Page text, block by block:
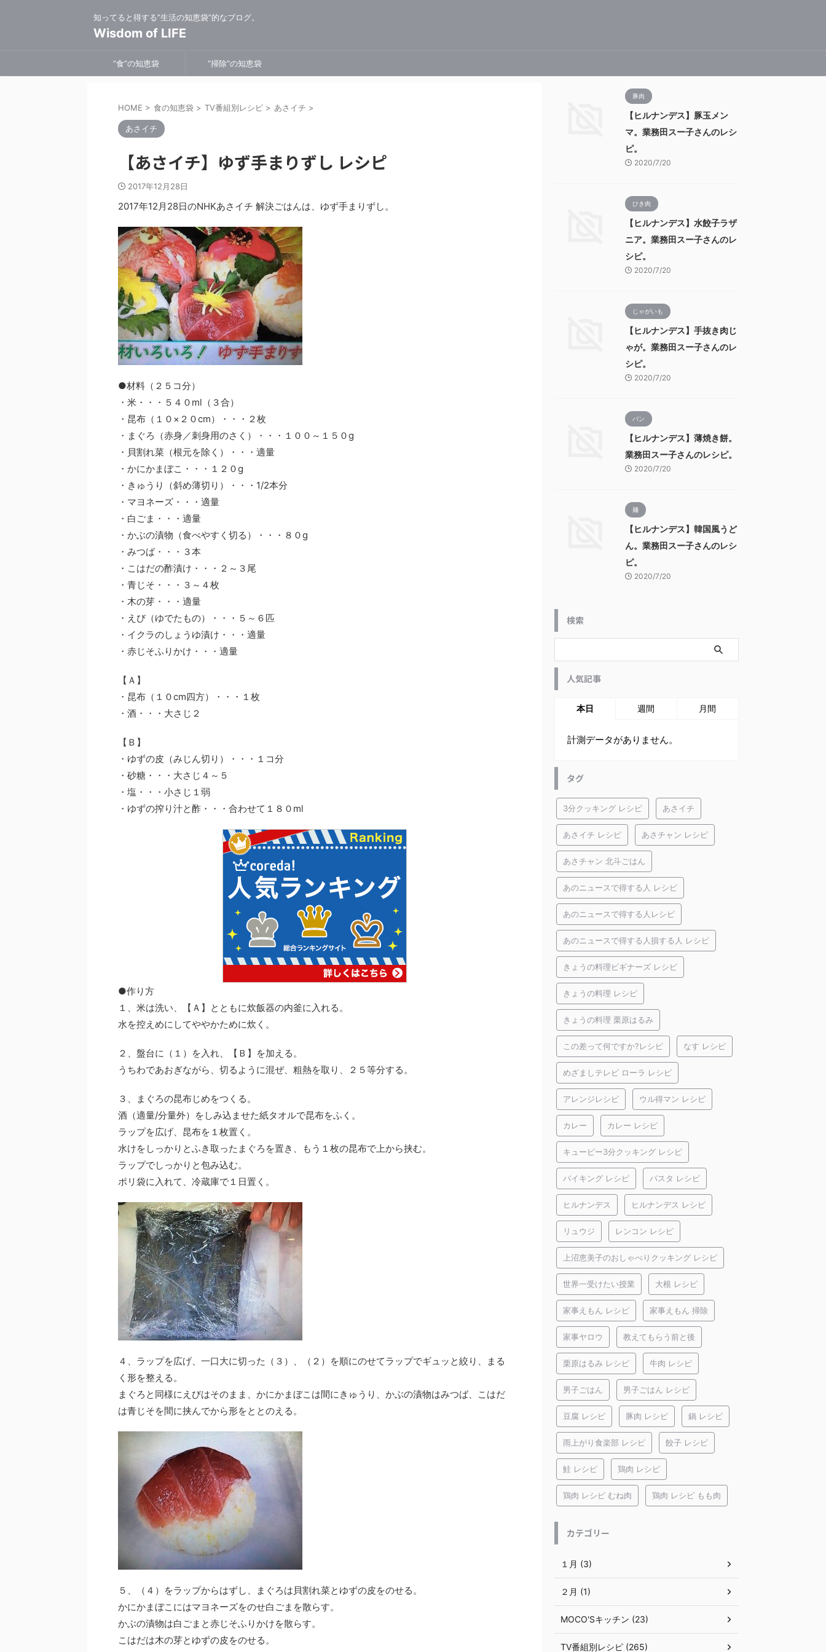
知ってると得する”生活の知恵袋”的なブログ。
Wisdom of LIFE
”食”の知恵袋 ”掃除”の知恵袋
HOME > 食の知恵袋 > TV番組別レシピ > あさイチ >
あさイチ
【あさイチ】ゆず手まりずし レシピ
2017年12月28日
2017年12月28日のNHKあさイチ 解決ごはんは、ゆず手まりずし。
●材料（２５コ分）
・米・・・５４０ml（３合）
・昆布（１０×２０cm）・・・２枚
・まぐろ（赤身／刺身用のさく）・・・１００～１５０g
・貝割れ菜（根元を除く）・・・適量
・かにかまぼこ・・・１２０g
・きゅうり（斜め薄切り）・・・1/2本分
・マヨネーズ・・・適量
・白ごま・・・適量
・かぶの漬物（食べやすく切る）・・・８０g
・みつば・・・３本
・こはだの酢漬け・・・２～３尾
・青じそ・・・３～４枚
・木の芽・・・適量
・えび（ゆでたもの）・・・５～６匹
・イクラのしょうゆ漬け・・・適量
・赤じそふりかけ・・・適量
【Ａ】
・昆布（１０cm四方）・・・１枚
・酒・・・大さじ２
【Ｂ】
・ゆずの皮（みじん切り）・・・１コ分
・砂糖・・・大さじ４～５
・塩・・・小さじ１弱
・ゆずの搾り汁と酢・・・合わせて１８０ml
●作り方
１、米は洗い、【Ａ】とともに炊飯器の内釜に入れる。
水を控えめにしてややかために炊く。
２、盤台に（１）を入れ、【Ｂ】を加える。
うちわであおぎながら、切るように混ぜ、粗熱を取り、２５等分する。
３、まぐろの昆布じめをつくる。
酒（適量/分量外）をしみ込ませた紙タオルで昆布をふく。
ラップを広げ、昆布を１枚置く。
水けをしっかりとふき取ったまぐろを置き、もう１枚の昆布で上から挟む。
ラップでしっかりと包み込む。
ポリ袋に入れて、冷蔵庫で１日置く。
４、ラップを広げ、一口大に切った（３）、（２）を順にのせてラップでギュッと絞り、まる
く形を整える。
まぐろと同様にえびはそのまま、かにかまぼこは間にきゅうり、かぶの漬物はみつば、こはだ
は青じそを間に挟んでから形をととのえる。
５、（４）をラップからはずし、まぐろは貝割れ菜とゆずの皮をのせる。
かにかまぼこにはマヨネーズをのせ白ごまを散らす。
かぶの漬物は白ごまと赤じそふりかけを散らす。
こはだは木の芽とゆずの皮をのせる。
豚肉
【ヒルナンデス】豚玉メン
マ。業務田スー子さんのレシ
ピ。
2020/7/20
ひき肉
【ヒルナンデス】水餃子ラザ
ニア。業務田スー子さんのレ
シピ。
2020/7/20
じゃがいも
【ヒルナンデス】手抜き肉じ
ゃが。業務田スー子さんのレ
シピ。
2020/7/20
パン
【ヒルナンデス】薄焼き餅。
業務田スー子さんのレシピ。
2020/7/20
麺
【ヒルナンデス】韓国風うど
ん。業務田スー子さんのレシ
ピ。
2020/7/20
検索
人気記事
本日 週間 月間
計測データがありません。
タグ
3分クッキング レシピ あさイチ
あさイチ レシピ あさチャン レシピ
あさチャン 北斗ごはん
あのニュースで得する人 レシピ
あのニュースで得する人レシピ
あのニュースで得する人損する人 レシピ
きょうの料理ビギナーズ レシピ
きょうの料理 レシピ
きょうの料理 栗原はるみ
この差って何ですか?レシピ なす レシピ
めざましテレビ ローラ レシピ
アレンジレシピ ウル得マン レシピ
カレー カレー レシピ
キューピー3分クッキング レシピ
バイキング レシピ パスタ レシピ
ヒルナンデス ヒルナンデス レシピ
リュウジ レンコン レシピ
上沼恵美子のおしゃべりクッキング レシピ
世界一受けたい授業 大根 レシピ
家事えもん レシピ 家事えもん 掃除
家事ヤロウ 教えてもらう前と後
栗原はるみ レシピ 牛肉 レシピ
男子ごはん 男子ごはん レシピ
豆腐 レシピ 豚肉 レシピ 鍋 レシピ
雨上がり食楽部 レシピ 餃子 レシピ
鮭 レシピ 鶏肉 レシピ
鶏肉 レシピ むね肉 鶏肉 レシピ もも肉
カテゴリー
１月 (3)
２月 (1)
MOCO'Sキッチン (23)
TV番組別レシピ (265)